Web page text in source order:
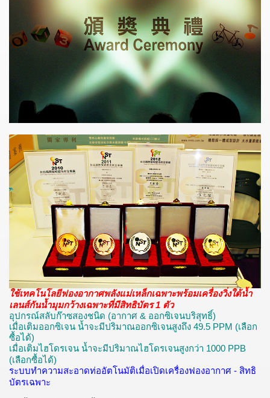
ใช้เทคโนโลยีฟองอากาศพลังแม่เหล็กเฉพาะพร้อมเครื่องวิ่งใต้น้ำ
เลนส์กันน้ำมุมกว้างเฉพาะที่มีสิทธิบัตร 1 ตัว
อุปกรณ์สลับก๊าซสองชนิด (อากาศ & ออกซิเจนบริสุทธิ์)
เมื่อเติมออกซิเจน น้ำจะมีปริมาณออกซิเจนสูงถึง 49.5 PPM (เลือก
ซื้อได้)
เมื่อเติมไฮโดรเจน น้ำจะมีปริมาณไฮโดรเจนสูงกว่า 1000 PPB
(เลือกซื้อได้)
ระบบทำความสะอาดท่ออัตโนมัติเมื่อเปิดเครื่องฟองอากาศ - สิทธิ
บัตรเฉพาะ